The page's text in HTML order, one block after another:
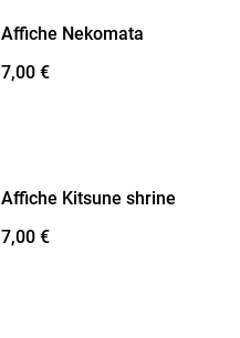
Affiche Nekomata
7,00 €
Affiche Kitsune shrine
7,00 €